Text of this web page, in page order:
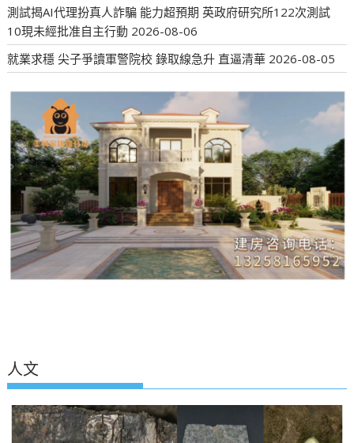
測試揭AI代理扮真人詐騙 能力超預期 英政府研究所122次測試
10現未經批准自主行動 2026-08-06
就業求穩 尖子爭讀軍警院校 錄取線急升 直逼清華 2026-08-05
人文